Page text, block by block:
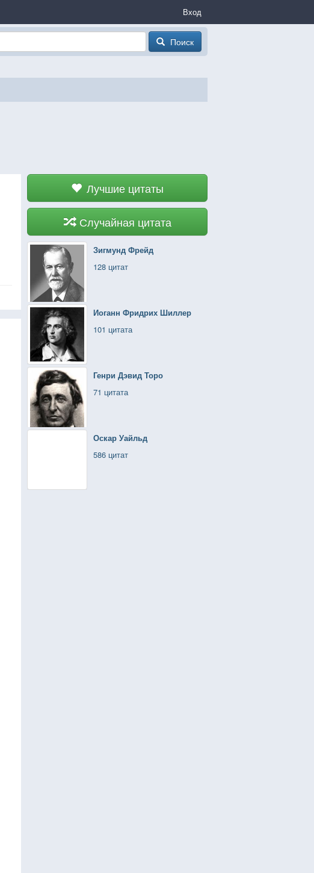
Вход
Поиск
Лучшие цитаты
Случайная цитата
Зигмунд Фрейд
128 цитат
Иоганн Фридрих Шиллер
101 цитата
Генри Дэвид Торо
71 цитата
Оскар Уайльд
586 цитат